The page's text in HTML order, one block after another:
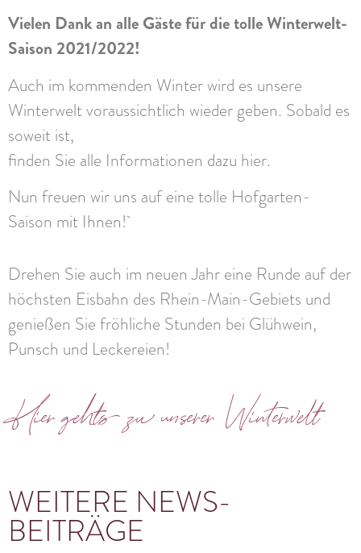
Vielen Dank an alle Gäste für die tolle Winterwelt-
Saison 2021/2022!
Auch im kommenden Winter wird es unsere
Winterwelt voraussichtlich wieder geben. Sobald es
soweit ist,
finden Sie alle Informationen dazu hier.
Nun freuen wir uns auf eine tolle Hofgarten-
Saison mit Ihnen!
Drehen Sie auch im neuen Jahr eine Runde auf der
höchsten Eisbahn des Rhein-Main-Gebiets und
genießen Sie fröhliche Stunden bei Glühwein,
Punsch und Leckereien!
Hier gehts zu unserer Winterwelt
WEITERE NEWS-
BEITRÄGE